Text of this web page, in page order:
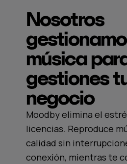
Nosotros
música
gestiones
negocio
Moodby elimina el
licencias. Reproduce
calidad sin
conexión, mientras te